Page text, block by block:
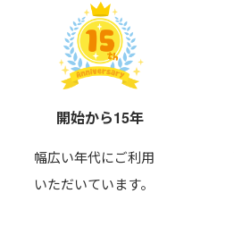
開始から15年
幅広い年代にご利用
いただいています。